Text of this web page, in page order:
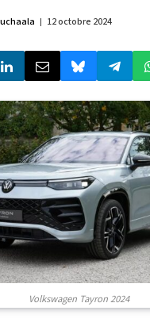
12 octobre 2024
Volkswagen Tayron 2024